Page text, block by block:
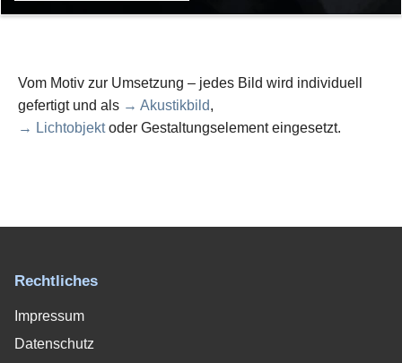
Vom Motiv zur Umsetzung – jedes Bild wird individuell
gefertigt und als → Akustikbild,
→ Lichtobjektoder Gestaltungselement eingesetzt.
Rechtliches
Impressum
Datenschutz